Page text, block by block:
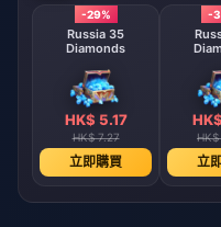
-29%
Russia 35
Diamonds
HK$ 5.17
HK$ 7.27
立即購買
-
HK$
立